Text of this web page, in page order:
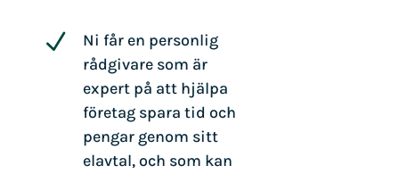
N
Ni får en personlig
rådgivare som är
expert på att hjälpa
företag spara tid och
pengar genom sitt
elavtal, och som kan